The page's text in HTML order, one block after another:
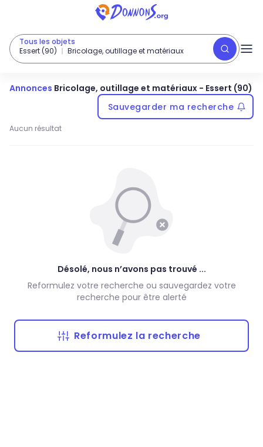
Tous les objets
Essert (90)
Bricolage, outillage et matériaux
Annonces Bricolage, outillage et matériaux - Essert (90)
Sauvegarder ma recherche
Aucun résultat
Désolé, nous n’avons pas trouvé ...
Reformulez votre recherche ou sauvegardez votre
recherche pour être alerté
Reformulez la recherche